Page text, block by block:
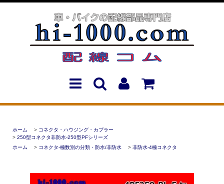
ホーム > コネクタ・ハウジング・カプラー
> 250型コネクタ非防水-250型PFシリーズ
ホーム
> コネクタ-極数別の分類・防水/非防水 > 非防水-4極コネクタ